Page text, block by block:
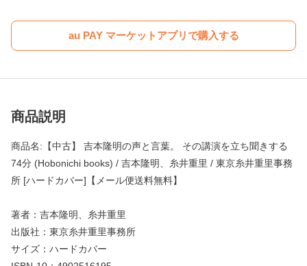
au PAY マーケットアプリで購入する
商品説明
商品名:【中古】 吉本隆明の声と言葉。 その講演を立ち聞きする
74分 (Hobonichi books) / 吉本隆明、糸井重里 / 東京糸井重里事務
所 [ハードカバー]【メール便送料無料】
著者：吉本隆明、糸井重里
出版社：東京糸井重里事務所
サイズ：ハードカバー